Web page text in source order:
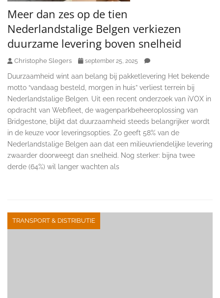
Meer dan zes op de tien
Nederlandstalige Belgen verkiezen
duurzame levering boven snelheid
Christophe Slegers september 25, 2025
Duurzaamheid wint aan belang bij pakketlevering Het bekende
motto “vandaag besteld, morgen in huis” verliest terrein bij
Nederlandstalige Belgen. Uit een recent onderzoek van iVOX in
opdracht van Webfleet, de wagenparkbeheeroplossing van
Bridgestone, blijkt dat duurzaamheid steeds belangrijker wordt
in de keuze voor leveringsopties. Zo geeft 58% van de
Nederlandstalige Belgen aan dat een milieuvriendelijke levering
zwaarder doorweegt dan snelheid. Nog sterker: bijna twee
derde (64%) wil langer wachten als
TRANSPORT & DISTRIBUTIE